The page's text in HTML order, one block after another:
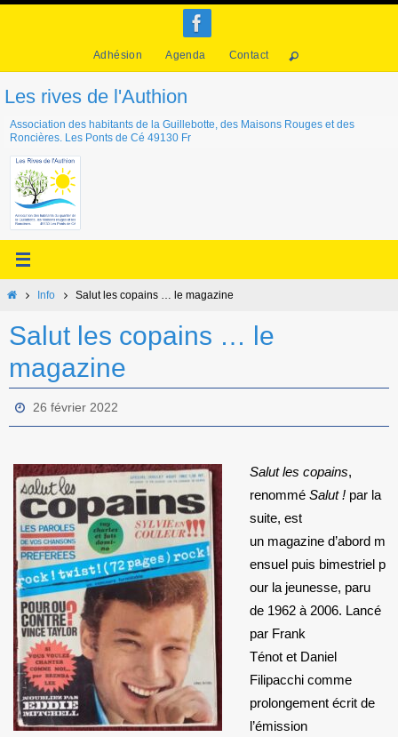
Adhésion Agenda Contact
Les rives de l'Authion
Association des habitants de la Guillebotte, des Maisons Rouges et des
Roncières. Les Ponts de Cé 49130 Fr
HomeInfo Salut les copains … le magazine
Salut les copains … le
magazine
26 février 2022
Salut les copains,
renommé Salut ! par la
suite, est
un magazine d’abord m
ensuel puis bimestriel p
our la jeunesse, paru
de 1962 à 2006. Lancé
par Frank
Ténot et Daniel
Filipacchi comme
prolongement écrit de
l’émission